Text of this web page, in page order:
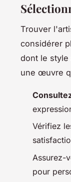
Trouver
considérer
dont le
une œuvre
Vérifiez
Assurez-
pour